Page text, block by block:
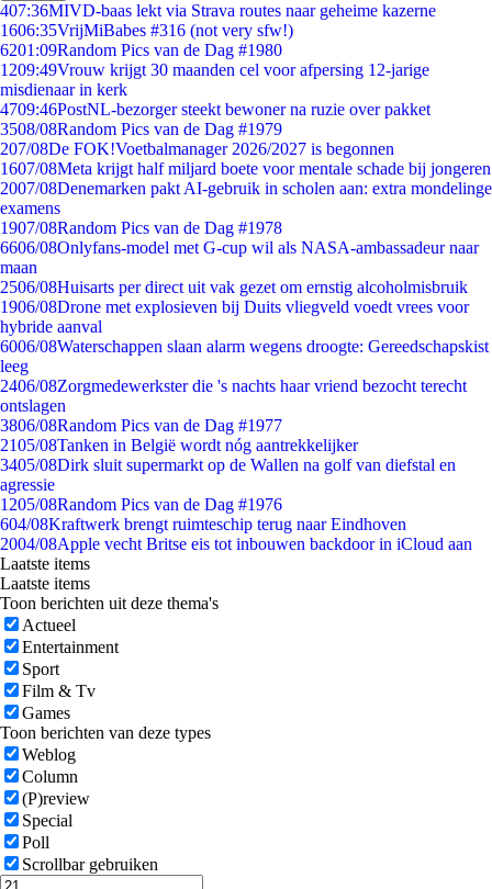
407:36MIVD-baas lekt via Strava routes naar geheime kazerne
1606:35VrijMiBabes #316 (not very sfw!)
6201:09Random Pics van de Dag #1980
1209:49Vrouw krijgt 30 maanden cel voor afpersing 12-jarige
misdienaar in kerk
4709:46PostNL-bezorger steekt bewoner na ruzie over pakket
3508/08Random Pics van de Dag #1979
207/08De FOK!Voetbalmanager 2026/2027 is begonnen
1607/08Meta krijgt half miljard boete voor mentale schade bij jongeren
2007/08Denemarken pakt AI-gebruik in scholen aan: extra mondelinge
examens
1907/08Random Pics van de Dag #1978
6606/08Onlyfans-model met G-cup wil als NASA-ambassadeur naar
maan
2506/08Huisarts per direct uit vak gezet om ernstig alcoholmisbruik
1906/08Drone met explosieven bij Duits vliegveld voedt vrees voor
hybride aanval
6006/08Waterschappen slaan alarm wegens droogte: Gereedschapskist
leeg
2406/08Zorgmedewerkster die 's nachts haar vriend bezocht terecht
ontslagen
3806/08Random Pics van de Dag #1977
2105/08Tanken in België wordt nóg aantrekkelijker
3405/08Dirk sluit supermarkt op de Wallen na golf van diefstal en
agressie
1205/08Random Pics van de Dag #1976
604/08Kraftwerk brengt ruimteschip terug naar Eindhoven
2004/08Apple vecht Britse eis tot inbouwen backdoor in iCloud aan
Laatste items
Laatste items
Toon berichten uit deze thema's
Actueel
Entertainment
Sport
Film & Tv
Games
Toon berichten van deze types
Weblog
Column
(P)review
Special
Poll
Scrollbar gebruiken